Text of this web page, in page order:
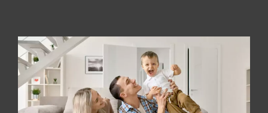
Importancia de la responsabilidad civil en el